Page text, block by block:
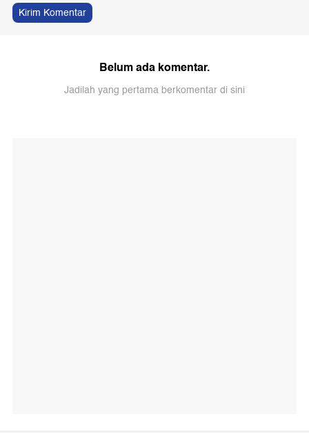
Kirim Komentar
Belum ada komentar.
Jadilah yang pertama berkomentar di sini